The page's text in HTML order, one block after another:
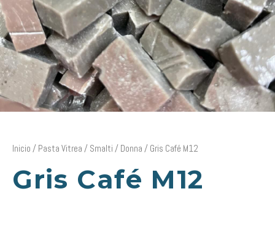
Inicio / Pasta Vitrea / Smalti / Donna / Gris Café M12
Gris Café M12